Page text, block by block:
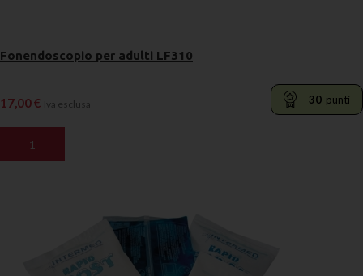
Fonendoscopio per adulti LF310
17,00€ Iva esclusa 30 punti
AGGIUNGI AL CARRELLO